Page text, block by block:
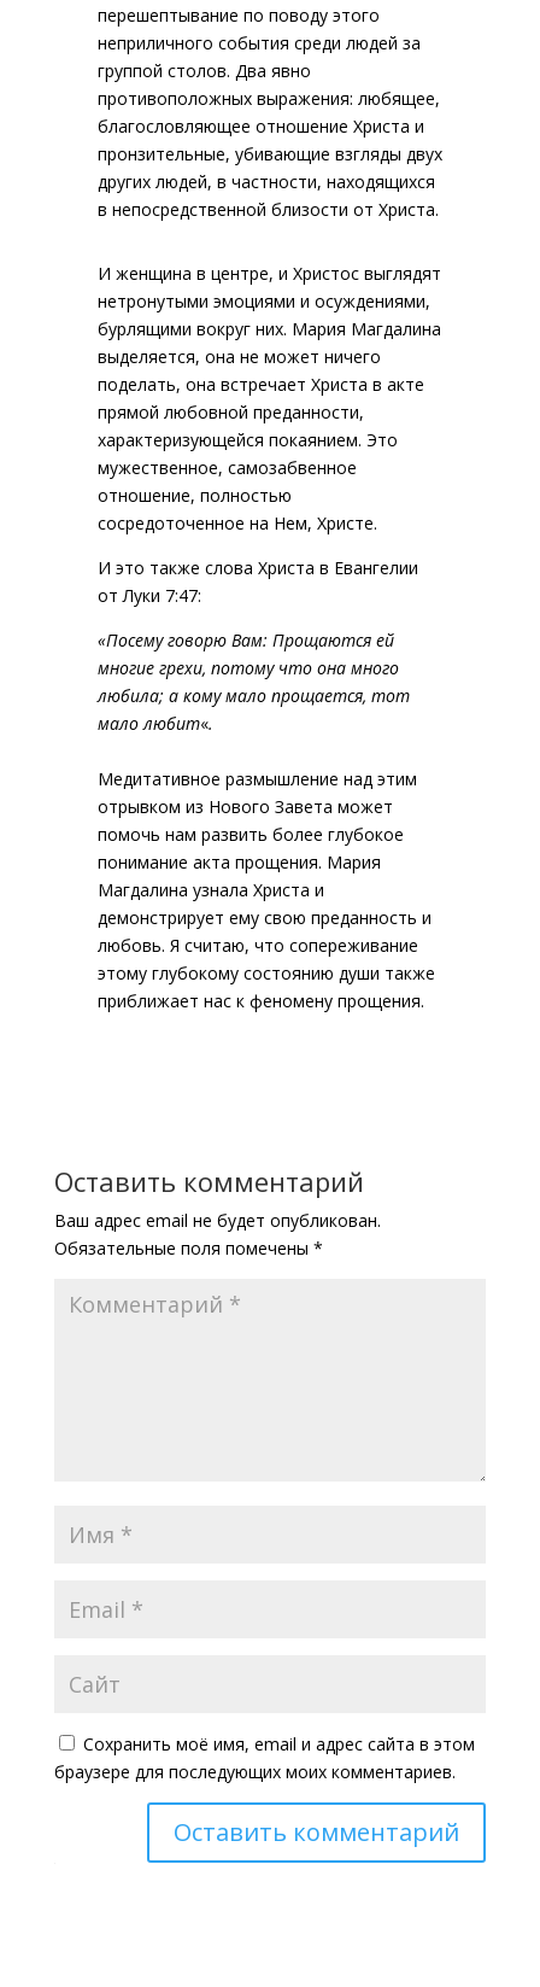
перешептывание по поводу этого
неприличного события среди людей за
группой столов. Два явно
противоположных выражения: любящее,
благословляющее отношение Христа и
пронзительные, убивающие взгляды двух
других людей, в частности, находящихся
в непосредственной близости от Христа.
И женщина в центре, и Христос выглядят
нетронутыми эмоциями и осуждениями,
бурлящими вокруг них. Мария Магдалина
выделяется, она не может ничего
поделать, она встречает Христа в акте
прямой любовной преданности,
характеризующейся покаянием. Это
мужественное, самозабвенное
отношение, полностью
сосредоточенное на Нем, Христе.
И это также слова Христа в Евангелии
от Луки 7:47:
«Посему говорю Вам: Прощаются ей
многие грехи, потому что она много
любила; а комумало прощается, тот
мало любит«.
Медитативное размышление над этим
отрывком из Нового Завета может
помочь нам развить более глубокое
понимание акта прощения. Мария
Магдалина узнала Христа и
демонстрирует ему свою преданность и
любовь. Я считаю, что сопереживание
этому глубокому состоянию души также
приближает нас к феномену прощения.
Оставить комментарий
Ваш адрес email не будет опубликован.
Обязательные поля помечены *
Сохранить моё имя, email и адрес сайта в этом
браузере для последующих моих комментариев.
Оставить комментарий